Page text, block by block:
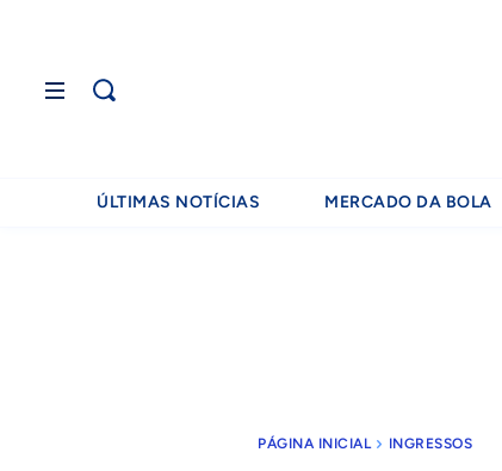
ÚLTIMAS NOTÍCIAS MERCADO DA BOLA
PÁGINA INICIAL INGRESSOS